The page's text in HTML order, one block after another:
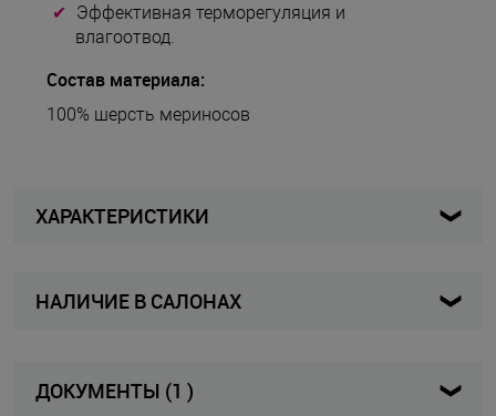
Эффективная терморегуляция и
влагоотвод.
Состав материала:
100% шерсть мериносов
ХАРАКТЕРИСТИКИ
Артикул 14SW011RU S черный
НАЛИЧИЕ В САЛОНАХ
ДОКУМЕНТЫ (1 )